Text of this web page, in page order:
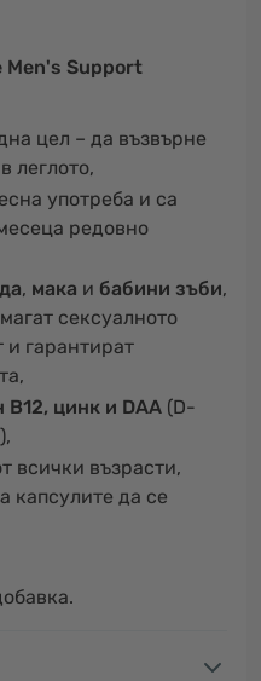
Men's Support
цел – да възвърне
леглото,
употреба и са
редовно
, мака и бабини зъби,
сексуалното
гарантират
В12, цинк и DAA (D-
всички възрасти,
капсулите да се